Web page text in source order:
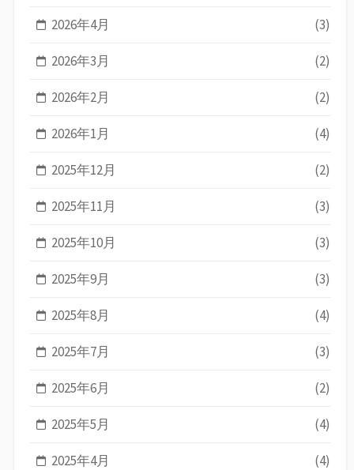
2026年4月 (3)
2026年3月 (2)
2026年2月 (2)
2026年1月 (4)
2025年12月 (2)
2025年11月 (3)
2025年10月 (3)
2025年9月 (3)
2025年8月 (4)
2025年7月 (3)
2025年6月 (2)
2025年5月 (4)
2025年4月 (4)